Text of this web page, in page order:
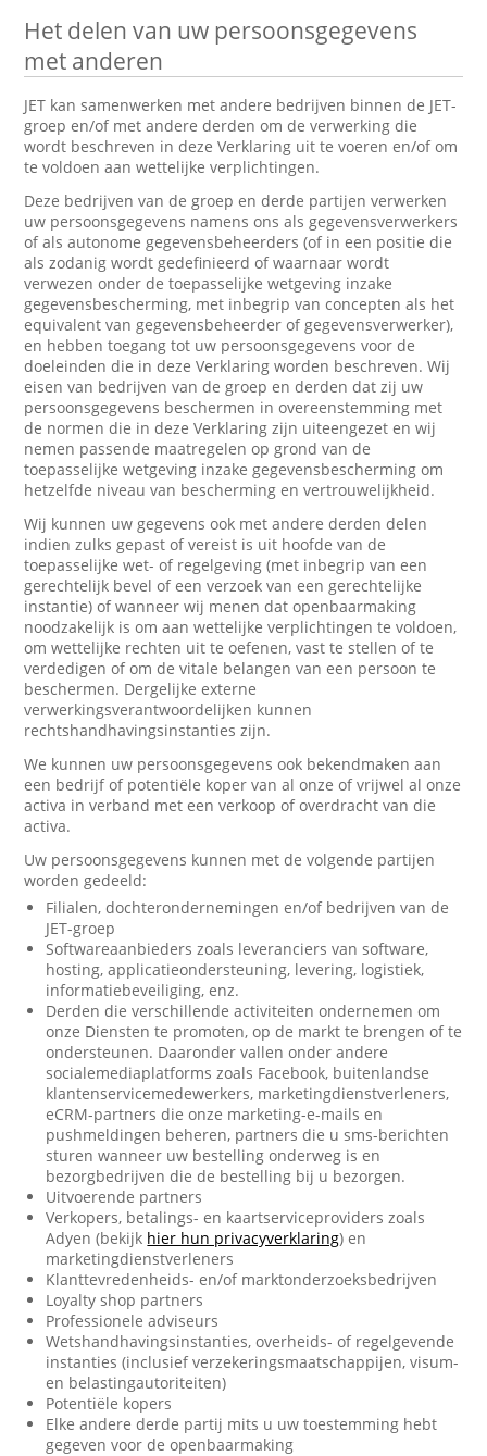
Het delen van uw persoonsgegevens
met anderen
JET kan samenwerken met andere bedrijven binnen de JET-
groep en/of met andere derden om de verwerking die
wordt beschreven in deze Verklaring uit te voeren en/of om
te voldoen aan wettelijke verplichtingen.
Deze bedrijven van de groep en derde partijen verwerken
uw persoonsgegevens namens ons als gegevensverwerkers
of als autonome gegevensbeheerders (of in een positie die
als zodanig wordt gedefinieerd of waarnaar wordt
verwezen onder de toepasselijke wetgeving inzake
gegevensbescherming, met inbegrip van concepten als het
equivalent van gegevensbeheerder of gegevensverwerker),
en hebben toegang tot uw persoonsgegevens voor de
doeleinden die in deze Verklaring worden beschreven. Wij
eisen van bedrijven van de groep en derden dat zij uw
persoonsgegevens beschermen in overeenstemming met
de normen die in deze Verklaring zijn uiteengezet en wij
nemen passende maatregelen op grond van de
toepasselijke wetgeving inzake gegevensbescherming om
hetzelfde niveau van bescherming en vertrouwelijkheid.
Wij kunnen uw gegevens ook met andere derden delen
indien zulks gepast of vereist is uit hoofde van de
toepasselijke wet- of regelgeving (met inbegrip van een
gerechtelijk bevel of een verzoek van een gerechtelijke
instantie) of wanneer wij menen dat openbaarmaking
noodzakelijk is om aan wettelijke verplichtingen te voldoen,
om wettelijke rechten uit te oefenen, vast te stellen of te
verdedigen of om de vitale belangen van een persoon te
beschermen. Dergelijke externe
verwerkingsverantwoordelijken kunnen
rechtshandhavingsinstanties zijn.
We kunnen uw persoonsgegevens ook bekendmaken aan
een bedrijf of potentiële koper van al onze of vrijwel al onze
activa in verband met een verkoop of overdracht van die
activa.
Uw persoonsgegevens kunnen met de volgende partijen
worden gedeeld:
Filialen, dochterondernemingen en/of bedrijven van de
JET-groep
Softwareaanbieders zoals leveranciers van software,
hosting, applicatieondersteuning, levering, logistiek,
informatiebeveiliging, enz.
Derden die verschillende activiteiten ondernemen om
onze Diensten te promoten, op de markt te brengen of te
ondersteunen. Daaronder vallen onder andere
socialemediaplatforms zoals Facebook, buitenlandse
klantenservicemedewerkers, marketingdienstverleners,
eCRM-partners die onze marketing-e-mails en
pushmeldingen beheren, partners die u sms-berichten
sturen wanneer uw bestelling onderweg is en
bezorgbedrijven die de bestelling bij u bezorgen.
Uitvoerende partners
Verkopers, betalings- en kaartserviceproviders zoals
Adyen (bekijk hier hun privacyverklaring) en
marketingdienstverleners
Klanttevredenheids- en/of marktonderzoeksbedrijven
Loyalty shop partners
Professionele adviseurs
Wetshandhavingsinstanties, overheids- of regelgevende
instanties (inclusief verzekeringsmaatschappijen, visum-
en belastingautoriteiten)
Potentiële kopers
Elke andere derde partij mits u uw toestemming hebt
gegeven voor de openbaarmaking